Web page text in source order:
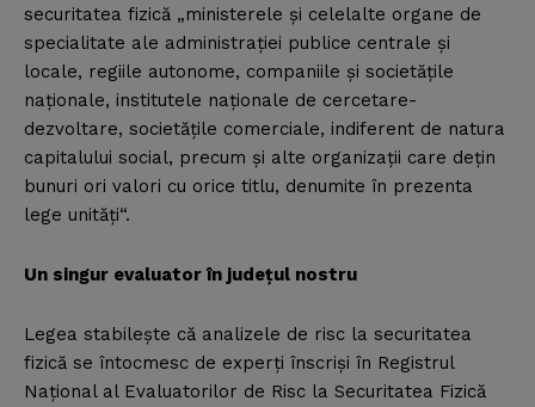
securitatea fizică „ministerele şi celelalte organe de
specialitate ale administraţiei publice centrale şi
locale, regiile autonome, companiile şi societăţile
naţionale, institutele naţionale de cercetare-
dezvoltare, societăţile comerciale, indiferent de natura
capitalului social, precum şi alte organizaţii care deţin
bunuri ori valori cu orice titlu, denumite în prezenta
lege unităţi“.
Un singur evaluator în judeţul nostru
Legea stabileşte că analizele de risc la securitatea
fizică se întocmesc de experţi înscrişi în Registrul
Naţional al Evaluatorilor de Risc la Securitatea Fizică